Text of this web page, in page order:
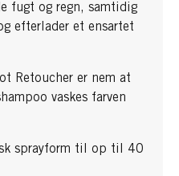
fugt og regn, samtidig
efterlader et ensartet
Retoucher er nem at
vaskes farven
sprayform til op til 40